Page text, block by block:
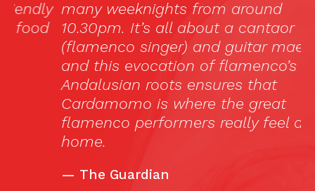
many weeknights from around
10.30pm. It’s all about a cantaor
(flamenco singer) and guitar maestro,
and this evocation of flamenco’s
Andalusian roots ensures that
Cardamomo is where the great
flamenco performers really feel at
The Guardian